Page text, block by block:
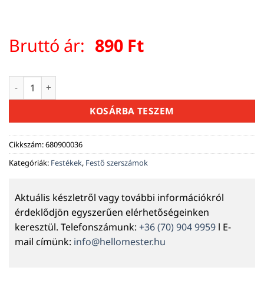
Bruttó ár: 890 Ft
Spatulya york 120mm mennyiség
KOSÁRBA TESZEM
Cikkszám:680900036
Kategóriák: Festékek, Festő szerszámok
Aktuális készletről vagy további információkról
érdeklődjön egyszerűen elérhetőségeinken
keresztül. Telefonszámunk: +36 (70) 904 9959 l E-
mail címünk: info@hellomester.hu